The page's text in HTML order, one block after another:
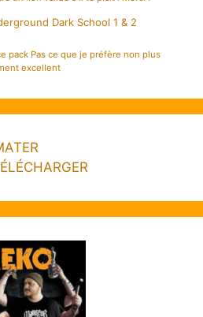
Dark School 1 & 2
pack Pas ce que je préfère non plus
excellent